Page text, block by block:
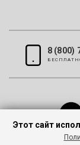
8 (800)
Этот сайт